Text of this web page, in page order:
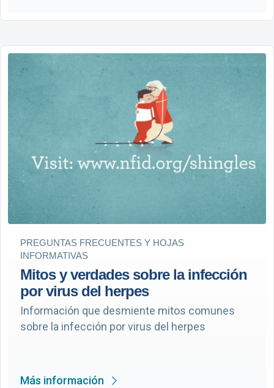
PREGUNTAS FRECUENTES Y HOJAS
INFORMATIVAS
Mitos y verdades sobre la infección
por virus del herpes
Información que desmiente mitos comunes
sobre la infección por virus del herpes
Más información